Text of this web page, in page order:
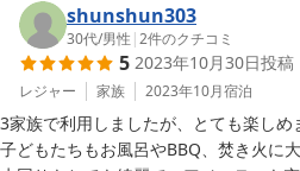
よりお待ちしております。
ＢＢＱ×露天風呂付き一棟貸切ホテ
古民家邸
2026-01-17
shunshun303
30代/男性 |2件のクチコミ
5 2023年10月30日投稿
レジャー 家族 2023年10月宿泊
3家族で利用しましたが、とても楽しめ
子どもたちもお風呂やBBQ、焚き火に